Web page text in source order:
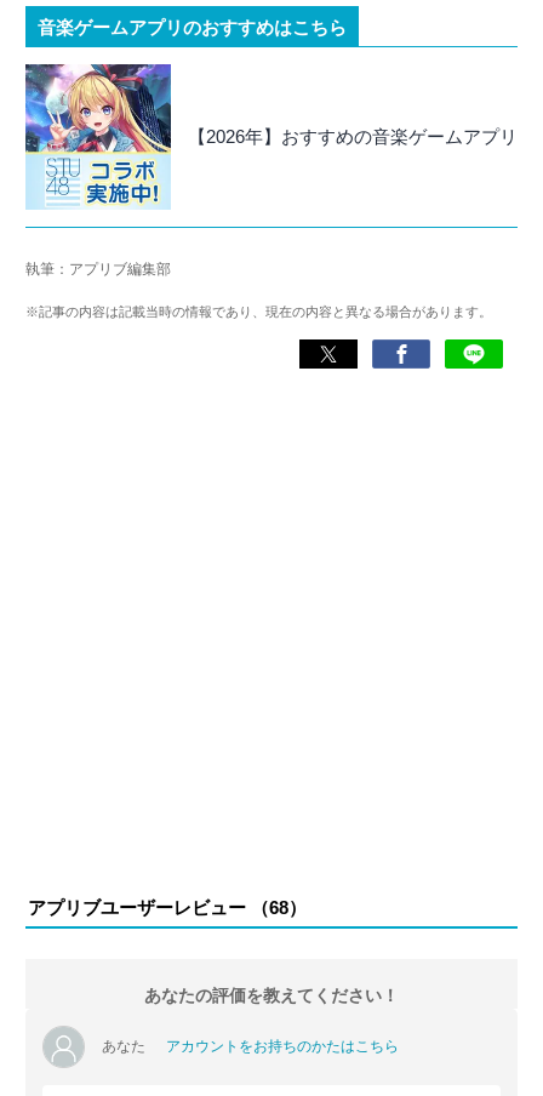
音楽ゲームアプリのおすすめはこちら
【2026年】おすすめの音楽ゲームアプリ
執筆：アプリブ編集部
※記事の内容は記載当時の情報であり、現在の内容と異なる場合があります。
アプリブユーザーレビュー （68）
あなたの評価を教えてください！
あなた アカウントをお持ちのかたはこちら